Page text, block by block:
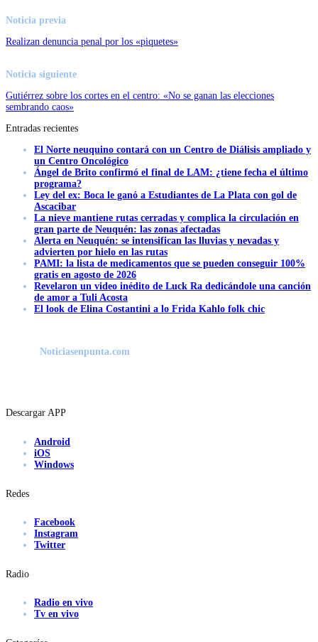
Noticia previa
Realizan denuncia penal por los «piquetes»
Noticia siguiente
Gutiérrez sobre los cortes en el centro: «No se ganan las elecciones
sembrando caos»
Entradas recientes
El Norte neuquino contará con un Centro de Diálisis ampliado y
un Centro Oncológico
Ángel de Brito confirmó el final de LAM: ¿tiene fecha el último
programa?
Ley del ex: Boca le ganó a Estudiantes de La Plata con gol de
Ascacibar
La nieve mantiene rutas cerradas y complica la circulación en
gran parte de Neuquén: las zonas afectadas
Alerta en Neuquén: se intensifican las lluvias y nevadas y
advierten por hielo en las rutas
PAMI: la lista de medicamentos que se pueden conseguir 100%
gratis en agosto de 2026
Revelaron un video inédito de Luck Ra dedicándole una canción
de amor a Tuli Acosta
El look de Elina Costantini a lo Frida Kahlo folk chic
Noticiasenpunta.com
Descargar APP
Android
iOS
Windows
Redes
Facebook
Instagram
Twitter
Radio
Radio en vivo
Tv en vivo